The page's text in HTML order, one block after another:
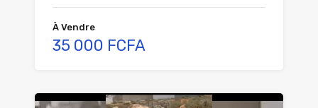
À Vendre
35 000 FCFA